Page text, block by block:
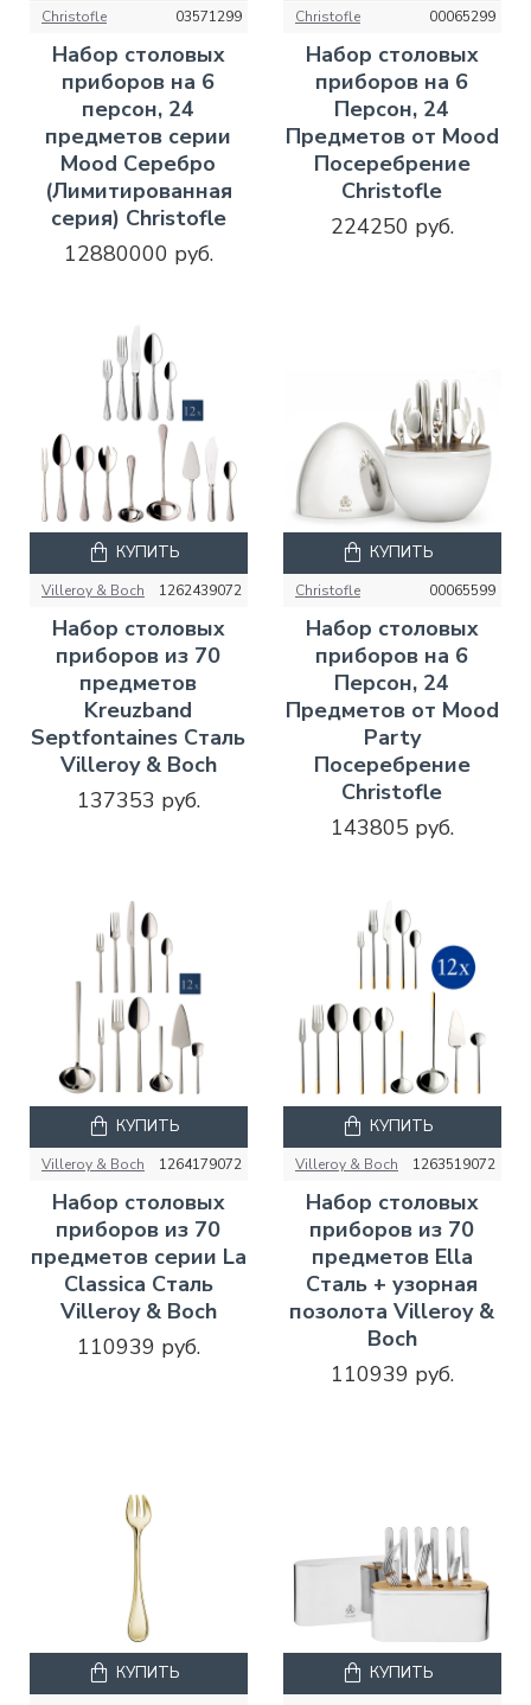
Christofle 03571299
Набор столовых
приборов на 6
персон, 24
предметов серии
Mood Серебро
(Лимитированная
серия) Christofle
12880000 руб.
Christofle 00065299
Набор столовых
приборов на 6
Персон, 24
Предметов от Mood
Посеребрение
Christofle
224250 руб.
Villeroy & Boch 1262439072
Набор столовых
приборов из 70
предметов
Kreuzband
Septfontaines Сталь
Villeroy & Boch
137353 руб.
КУПИТЬ
Christofle 00065599
Набор столовых
приборов на 6
Персон, 24
Предметов от Mood
Party
Посеребрение
Christofle
143805 руб.
КУПИТЬ
Villeroy & Boch 1264179072
Набор столовых
приборов из 70
предметов серии La
Classica Сталь
Villeroy & Boch
110939 руб.
КУПИТЬ
Villeroy & Boch 1263519072
Набор столовых
приборов из 70
предметов Ella
Сталь + узорная
позолота Villeroy &
Boch
110939 руб.
КУПИТЬ
КУПИТЬ КУПИТЬ